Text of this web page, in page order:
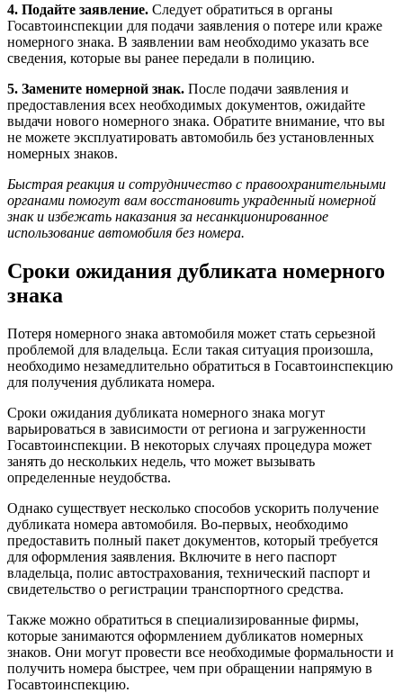
4. Подайте заявление. Следует обратиться в органы
Госавтоинспекции для подачи заявления о потере или краже
номерного знака. В заявлении вам необходимо указать все
сведения, которые вы ранее передали в полицию.
5. Замените номерной знак. После подачи заявления и
предоставления всех необходимых документов, ожидайте
выдачи нового номерного знака. Обратите внимание, что вы
не можете эксплуатировать автомобиль без установленных
номерных знаков.
Быстрая реакция и сотрудничество с правоохранительными
органами помогут вам восстановить украденный номерной
знак и избежать наказания за несанкционированное
использование автомобиля без номера.
Сроки ожидания дубликата номерного
знака
Потеря номерного знака автомобиля может стать серьезной
проблемой для владельца. Если такая ситуация произошла,
необходимо незамедлительно обратиться в Госавтоинспекцию
для получения дубликата номера.
Сроки ожидания дубликата номерного знака могут
варьироваться в зависимости от региона и загруженности
Госавтоинспекции. В некоторых случаях процедура может
занять до нескольких недель, что может вызывать
определенные неудобства.
Однако существует несколько способов ускорить получение
дубликата номера автомобиля. Во-первых, необходимо
предоставить полный пакет документов, который требуется
для оформления заявления. Включите в него паспорт
владельца, полис автострахования, технический паспорт и
свидетельство о регистрации транспортного средства.
Также можно обратиться в специализированные фирмы,
которые занимаются оформлением дубликатов номерных
знаков. Они могут провести все необходимые формальности и
получить номера быстрее, чем при обращении напрямую в
Госавтоинспекцию.